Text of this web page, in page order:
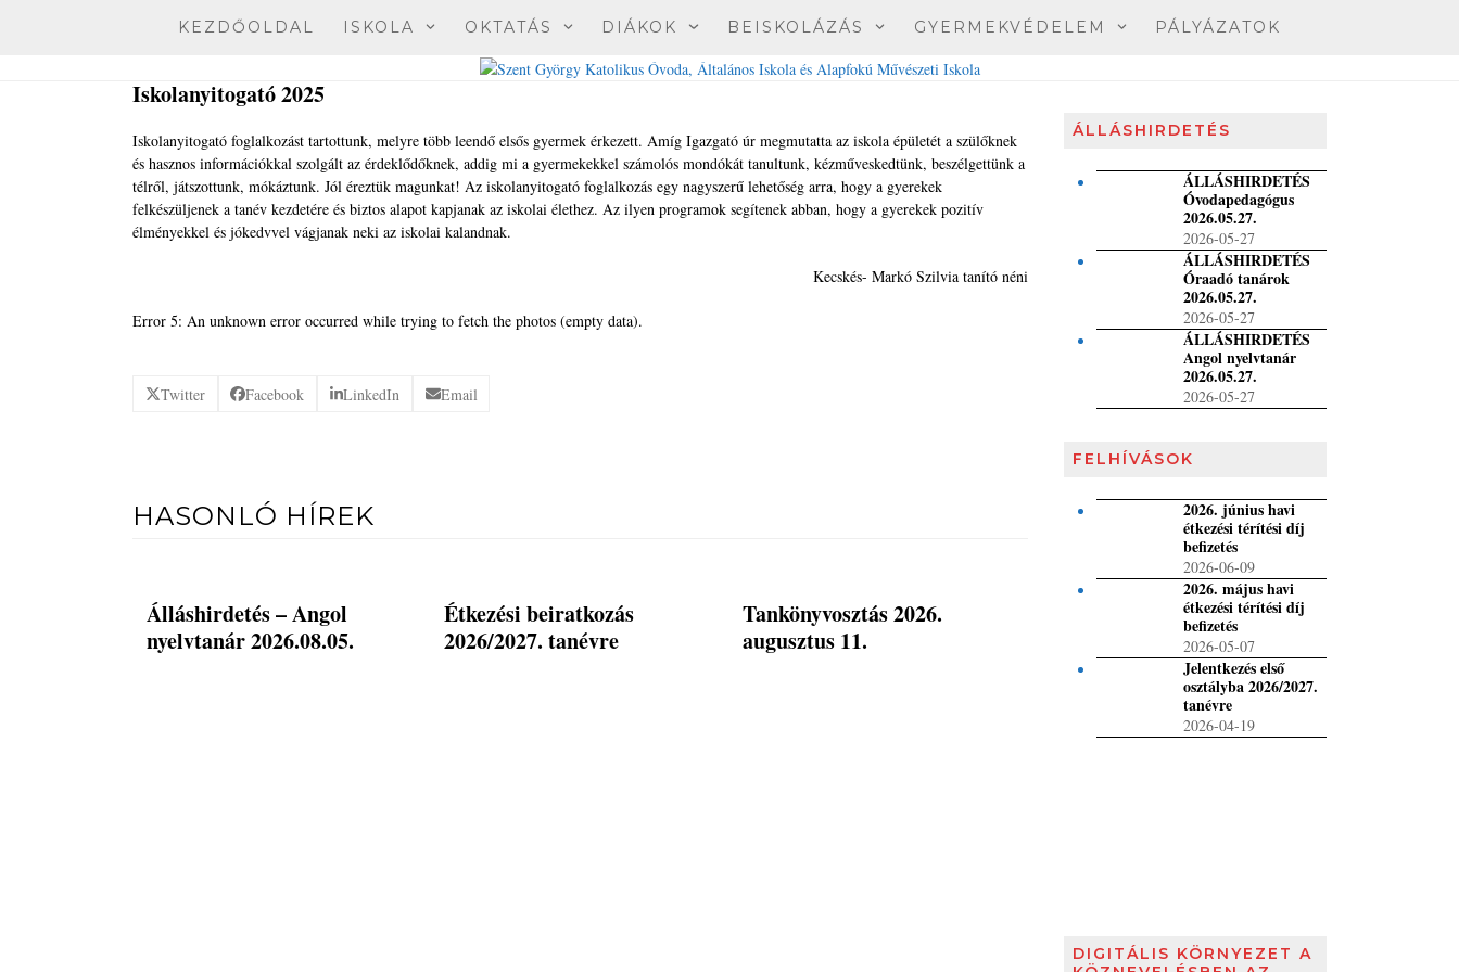
KEZDŐOLDAL ISKOLA OKTATÁS DIÁKOK BEISKOLÁZÁS GYERMEKVÉDELEM PÁLYÁZATOK
Iskolanyitogató 2025
Iskolanyitogató foglalkozást tartottunk, melyre több leendő elsős gyermek érkezett. Amíg Igazgató úr megmutatta az iskola épületét a szülőknek
és hasznos információkkal szolgált az érdeklődőknek, addig mi a gyermekekkel számolós mondókát tanultunk, kézműveskedtünk, beszélgettünk a
télről, játszottunk, mókáztunk. Jól éreztük magunkat! Az iskolanyitogató foglalkozás egy nagyszerű lehetőség arra, hogy a gyerekek
felkészüljenek a tanév kezdetére és biztos alapot kapjanak az iskolai élethez. Az ilyen programok segítenek abban, hogy a gyerekek pozitív
élményekkel és jókedvvel vágjanak neki az iskolai kalandnak.
Kecskés- Markó Szilvia tanító néni
Error 5: An unknown error occurred while trying to fetch the photos (empty data).
Twitter Facebook LinkedIn Email
HASONLÓ HÍREK
Álláshirdetés – Angol
nyelvtanár 2026.08.05.
Étkezési beiratkozás
2026/2027. tanévre
Tankönyvosztás 2026.
augusztus 11.
ÁLLÁSHIRDETÉS
ÁLLÁSHIRDETÉS
Óvodapedagógus
2026.05.27.
2026-05-27
ÁLLÁSHIRDETÉS
Óraadó tanárok
2026.05.27.
2026-05-27
ÁLLÁSHIRDETÉS
Angol nyelvtanár
2026.05.27.
2026-05-27
FELHÍVÁSOK
2026. június havi
étkezési térítési díj
befizetés
2026-06-09
2026. május havi
étkezési térítési díj
befizetés
2026-05-07
Jelentkezés első
osztályba 2026/2027.
tanévre
2026-04-19
DIGITÁLIS KÖRNYEZET A